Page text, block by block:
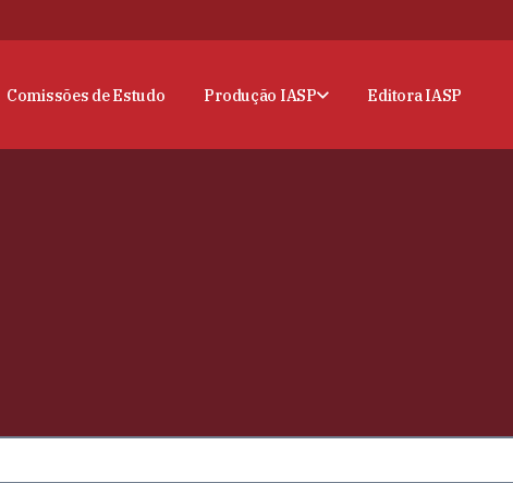
Comissões de Estudo Produção IASP Editora IASP